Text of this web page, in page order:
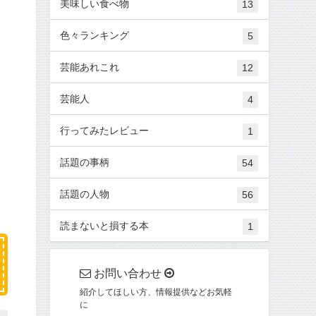
美味しい食べ物 13
色々ランキング 5
芸能あれこれ 12
芸能人 4
行ってみたレビュー 1
話題の事柄 54
話題の人物 56
読まないと損する本 1
お問い合わせ
紹介してほしい方、情報提供などお気軽
に